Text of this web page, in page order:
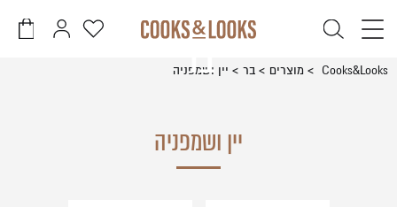
פתיחתפתיחת
סגור בר Cooks&Looks מוצרים בר יין ושמפניה
יין ושמפניה